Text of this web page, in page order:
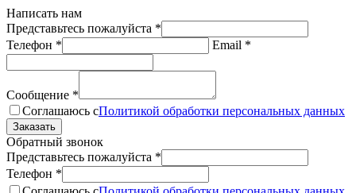
Написать нам
Представьтесь пожалуйста *
Телефон * Email *
Сообщение *
Соглашаюсь сПолитикой обработки персональных данных
Обратный звонок
Представьтесь пожалуйста *
Телефон *